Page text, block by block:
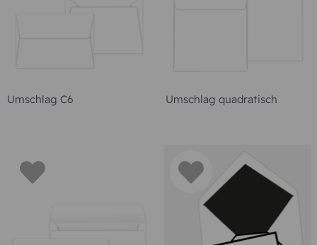
Umschlag C6 Umschlag quadratisch